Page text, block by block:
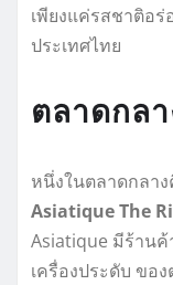
เพียงแค่รสชาติอ
ประเทศไทย
ตลาดกล
หนึ่งในตลาดกลา
Asiatique The
Asiatique มีร้านค้
เครื่องประดับ ขอ